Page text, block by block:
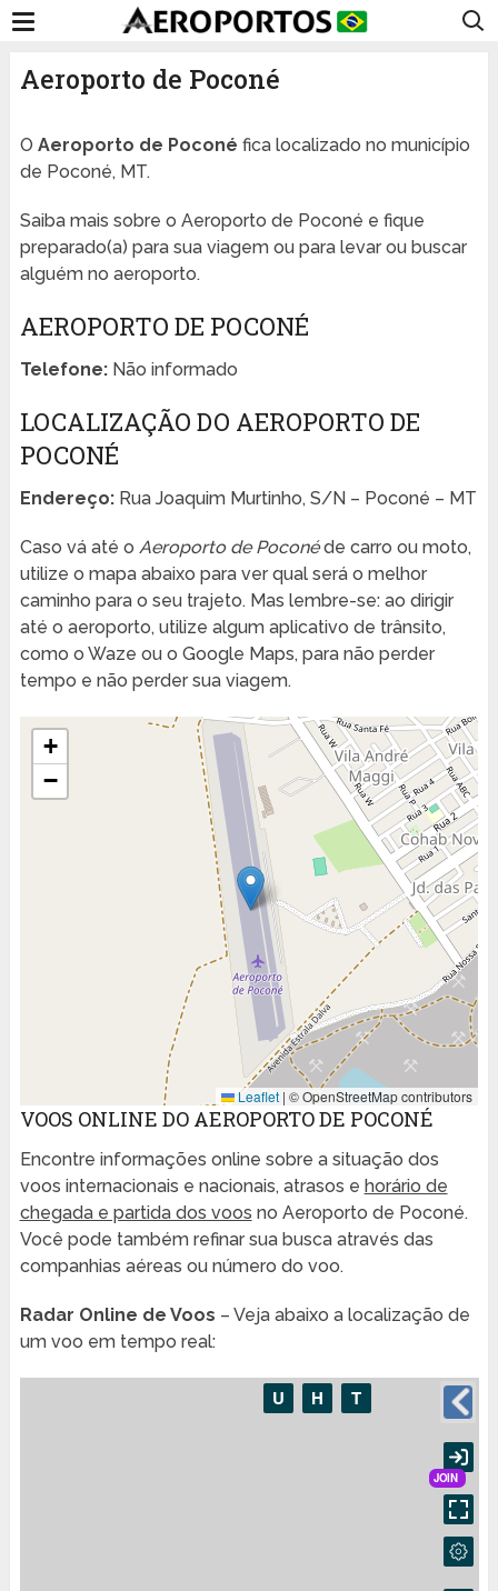
Aeroporto de Poconé
O Aeroporto de Poconé fica localizado no município
de Poconé, MT.
Saiba mais sobre o Aeroporto de Poconé e fique
preparado(a) para sua viagem ou para levar ou buscar
alguém no aeroporto.
AEROPORTO DE POCONÉ
Telefone:Não informado
LOCALIZAÇÃO DO AEROPORTO DE
POCONÉ
Endereço:Rua Joaquim Murtinho, S/N – Poconé – MT
Caso vá até o Aeroporto de Poconéde carro ou moto,
utilize o mapa abaixo para ver qual será o melhor
caminho para o seu trajeto. Mas lembre-se: ao dirigir
até o aeroporto, utilize algum aplicativo de trânsito,
como o Waze ou o Google Maps, para não perder
tempo e não perder sua viagem.
+
−
Leaflet | © OpenStreetMap contributors
VOOS ONLINE DO AEROPORTO DE POCONÉ
Encontre informações online sobre a situação dos
voos internacionais e nacionais, atrasos e horário de
chegada e partida dos voos no Aeroporto de Poconé.
Você pode também refinar sua busca através das
companhias aéreas ou número do voo.
Radar Online de Voos – Veja abaixo a localização de
um voo em tempo real: